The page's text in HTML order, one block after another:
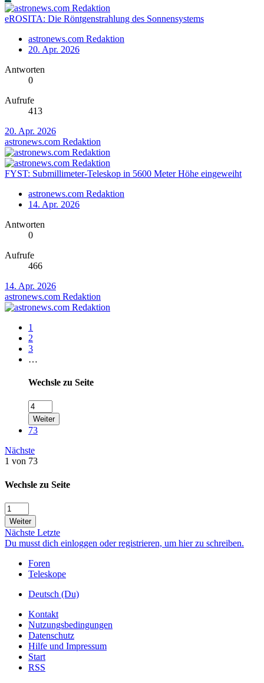
eROSITA: Die Röntgenstrahlung des Sonnensystems
astronews.com Redaktion
20. Apr. 2026
Antworten
0
Aufrufe
413
20. Apr. 2026
astronews.com Redaktion
FYST: Submillimeter-Teleskop in 5600 Meter Höhe eingeweiht
astronews.com Redaktion
14. Apr. 2026
Antworten
0
Aufrufe
466
14. Apr. 2026
astronews.com Redaktion
1
2
3
…
Wechsle zu Seite
Weiter
73
Nächste
1 von 73
Wechsle zu Seite
Weiter
Nächste Letzte
Du musst dich einloggen oder registrieren, um hier zu schreiben.
Foren
Teleskope
Deutsch (Du)
Kontakt
Nutzungsbedingungen
Datenschutz
Hilfe und Impressum
Start
RSS